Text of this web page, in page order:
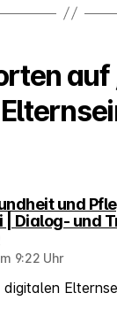
auf
und
| Dialog- und
sagt:
9:22 Uhr